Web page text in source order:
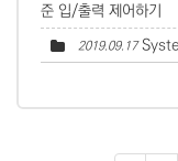
준 입/출력 제어하기
2019.09.17